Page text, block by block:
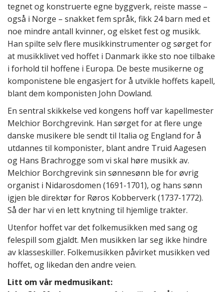
tegnet og konstruerte egne byggverk, reiste masse –
også i Norge – snakket fem språk, fikk 24 barn med et
noe mindre antall kvinner, og elsket fest og musikk.
Han spilte selv flere musikkinstrumenter og sørget for
at musikklivet ved hoffet i Danmark ikke sto noe tilbake
i forhold til hoffene i Europa. De beste musikerne og
komponistene ble engasjert for å utvikle hoffets kapell,
blant dem komponisten John Dowland.
En sentral skikkelse ved kongens hoff var kapellmester
Melchior Borchgrevink. Han sørget for at flere unge
danske musikere ble sendt til Italia og England for å
utdannes til komponister, blant andre Truid Aagesen
og Hans Brachrogge som vi skal høre musikk av.
Melchior Borchgrevink sin sønnesønn ble for øvrig
organist i Nidarosdomen (1691-1701), og hans sønn
igjen ble direktør for Røros Kobberverk (1737-1772).
Så der har vi en lett knytning til hjemlige trakter.
Utenfor hoffet var det folkemusikken med sang og
felespill som gjaldt. Men musikken lar seg ikke hindre
av klasseskiller. Folkemusikken påvirket musikken ved
hoffet, og likedan den andre veien.
Litt om vår medmusikant: